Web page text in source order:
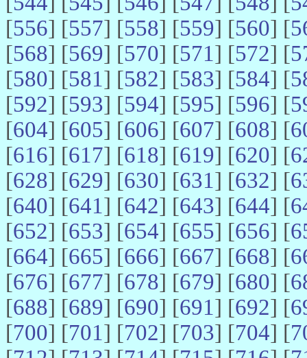
[556] [557] [558] [559] [560] [
[568] [569] [570] [571] [572] [
[580] [581] [582] [583] [584] [
[592] [593] [594] [595] [596] [
[604] [605] [606] [607] [608] [
[616] [617] [618] [619] [620] [
[628] [629] [630] [631] [632] [
[640] [641] [642] [643] [644] [
[652] [653] [654] [655] [656] [
[664] [665] [666] [667] [668] [
[676] [677] [678] [679] [680] [
[688] [689] [690] [691] [692] [
[700] [701] [702] [703] [704] [